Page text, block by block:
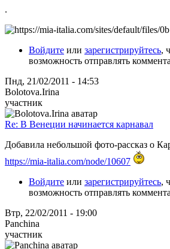
.
Войдите или зарегистрируйтесь,
возможность отправлять
Пнд, 21/02/2011 - 14:53
Bolotova.Irina
участник
Re: В Венеции начинается карнавал
Добавила небольшой фото-рассказ о
https://mia-italia.com/node/10607
Войдите или зарегистрируйтесь,
возможность отправлять
Втр, 22/02/2011 - 19:00
Panchina
участник